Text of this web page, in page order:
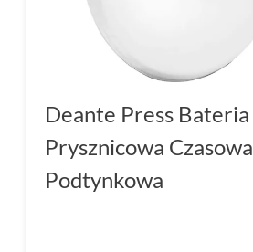
Deante Press Bateria
Prysznicowa Czasowa
Podtynkowa